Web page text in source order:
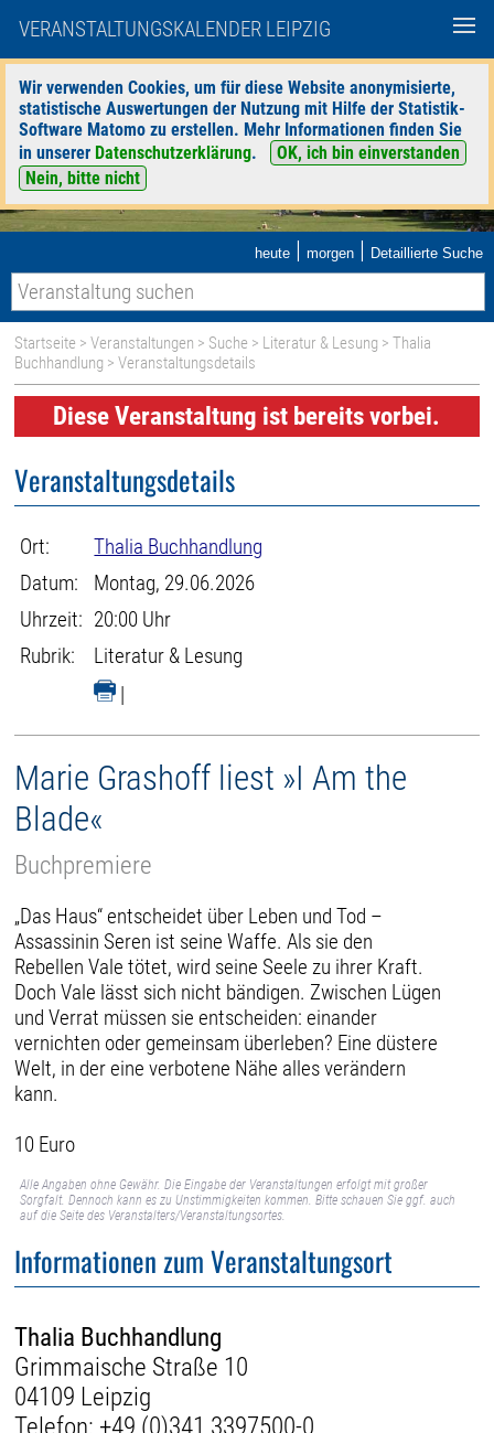
VERANSTALTUNGSKALENDER LEIPZIG
Wir verwenden Cookies, um für diese Website anonymisierte,
statistische Auswertungen der Nutzung mit Hilfe der Statistik-
Software Matomo zu erstellen. Mehr Informationen finden Sie
in unserer Datenschutzerklärung.
OK, ich bin einverstanden
Nein, bitte nicht
heute | morgen | Detaillierte Suche
Startseite >Veranstaltungen > Suche > Literatur & Lesung >Thalia
Buchhandlung > Veranstaltungsdetails
Diese Veranstaltung ist bereits vorbei.
Veranstaltungsdetails
Ort:
Thalia Buchhandlung
Datum:
Montag, 29.06.2026
Uhrzeit: 20:00 Uhr
Rubrik:
Literatur & Lesung
|
Marie Grashoff liest »I Am the
Blade«
Buchpremiere
„Das Haus“ entscheidet über Leben und Tod –
Assassinin Seren ist seine Waffe. Als sie den
Rebellen Vale tötet, wird seine Seele zu ihrer Kraft.
Doch Vale lässt sich nicht bändigen. Zwischen Lügen
und Verrat müssen sie entscheiden: einander
vernichten oder gemeinsam überleben? Eine düstere
Welt, in der eine verbotene Nähe alles verändern
kann.
10 Euro
Alle Angaben ohne Gewähr. Die Eingabe der Veranstaltungen erfolgt mit großer
Sorgfalt. Dennoch kann es zu Unstimmigkeiten kommen. Bitte schauen Sie ggf. auch
auf die Seite des Veranstalters/Veranstaltungsortes.
Informationen zum Veranstaltungsort
Thalia Buchhandlung
Grimmaische Straße 10
04109 Leipzig
Telefon: +49 (0)341 3397500-0